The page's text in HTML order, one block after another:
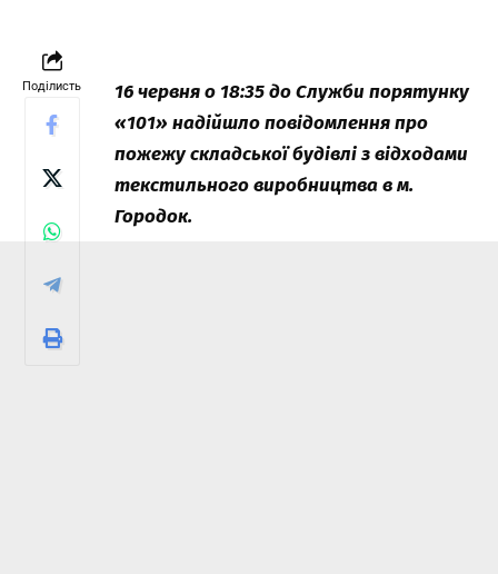
Поділисть
16 червня о 18:35 до Служби порятунку
«101» надійшло повідомлення про
пожежу складської будівлі з відходами
текстильного виробництва в м.
Городок.